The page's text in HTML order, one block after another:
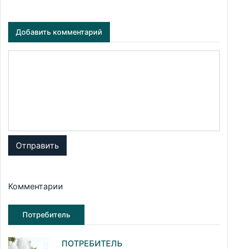
Добавить комментарий
Отправить
Комментарии
Потребитель
ПОТРЕБИТЕЛЬ